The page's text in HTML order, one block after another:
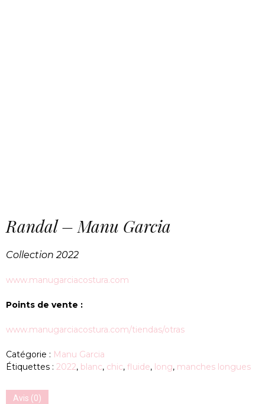
Randal – Manu Garcia
Collection 2022
www.manugarciacostura.com
Points de vente :
www.manugarciacostura.com/tiendas/otras
Catégorie : Manu Garcia
Étiquettes : 2022, blanc, chic, fluide, long, manches longues
Avis (0)